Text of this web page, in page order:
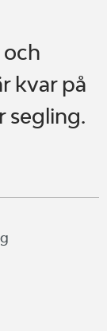
kvar på
segling.